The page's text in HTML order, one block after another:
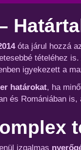
óta járul hozzá
tételéhez
igyekezett a
határokat, ha
és Romániában
izgalmas